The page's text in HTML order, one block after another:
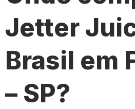
Jetter
Brasil em
– SP?